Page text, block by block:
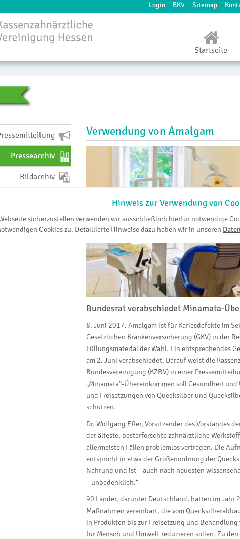
Login BKV Sitemap
Hinweis zur Verwendung von
sicherzustellen verwenden wir ausschließlich hierfür notwendige
Cookies zu. Detaillierte Hinweise dazu haben wir in unseren
Startseite
Pressearchiv
Bildarchiv
Verwendung von Amalgam
Bundesrat verabschiedet Minamata-
8. Juni 2017. Amalgam ist für Kariesdefekte im
Gesetzlichen Krankenversicherung (GKV) in der
Füllungsmaterial der Wahl. Ein entsprechendes
am 2. Juni verabschiedet. Darauf weist die
Bundesvereinigung (KZBV) in einer
„Minamata“-Übereinkommen soll Gesundheit
und Freisetzungen von Quecksilber und
schützen.
Dr. Wolfgang Eßer, Vorsitzender des Vorstandes
der älteste, besterforschte zahnärztliche
allermeisten Fällen problemlos vertragen. Die
entspricht in etwa der Größenordnung der
Nahrung und ist – auch nach neuesten
– unbedenklich.“
90 Länder, darunter Deutschland, hatten im Jahr
Maßnahmen vereinbart, die vom
in Produkten bis zur Freisetzung und
für Mensch und Umwelt reduzieren sollen. Zu